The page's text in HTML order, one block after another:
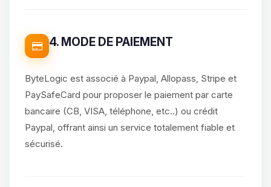
4. MODE DE PAIEMENT
ByteLogic est associé à Paypal, Allopass, Stripe et
PaySafeCard pour proposer le paiement par carte
bancaire (CB, VISA, téléphone, etc..) ou crédit
Paypal, offrant ainsi un service totalement fiable et
sécurisé.